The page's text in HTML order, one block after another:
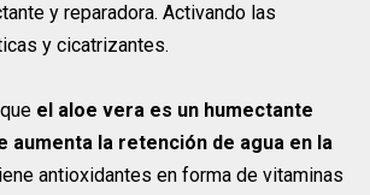
y reparadora. Activando las
y cicatrizantes.
el aloe vera es un humectante
aumenta la retención de agua en la
antioxidantes en forma de vitaminas